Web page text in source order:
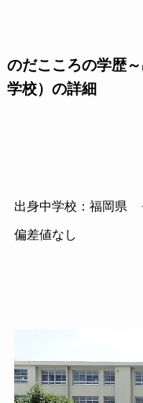
のだこころの学歴
学校）の詳細
出身中学校：福岡県
偏差値なし